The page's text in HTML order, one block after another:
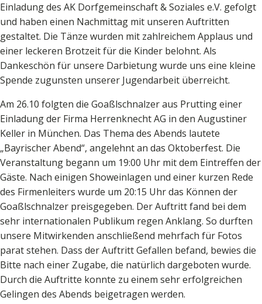
Einladung des AK Dorfgemeinschaft & Soziales e.V. gefolgt
und haben einen Nachmittag mit unseren Auftritten
gestaltet. Die Tänze wurden mit zahlreichem Applaus und
einer leckeren Brotzeit für die Kinder belohnt. Als
Dankeschön für unsere Darbietung wurde uns eine kleine
Spende zugunsten unserer Jugendarbeit überreicht.
Am 26.10 folgten die Goaßlschnalzer aus Prutting einer
Einladung der Firma Herrenknecht AG in den Augustiner
Keller in München. Das Thema des Abends lautete
„Bayrischer Abend“, angelehnt an das Oktoberfest. Die
Veranstaltung begann um 19:00 Uhr mit dem Eintreffen der
Gäste. Nach einigen Showeinlagen und einer kurzen Rede
des Firmenleiters wurde um 20:15 Uhr das Können der
Goaßlschnalzer preisgegeben. Der Auftritt fand bei dem
sehr internationalen Publikum regen Anklang. So durften
unsere Mitwirkenden anschließend mehrfach für Fotos
parat stehen. Dass der Auftritt Gefallen befand, bewies die
Bitte nach einer Zugabe, die natürlich dargeboten wurde.
Durch die Auftritte konnte zu einem sehr erfolgreichen
Gelingen des Abends beigetragen werden.